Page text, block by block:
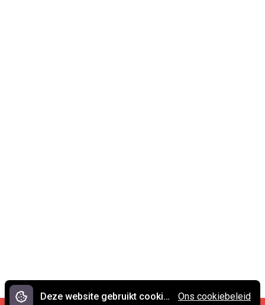
Deze website gebruikt cookies. Ons cookiebeleid